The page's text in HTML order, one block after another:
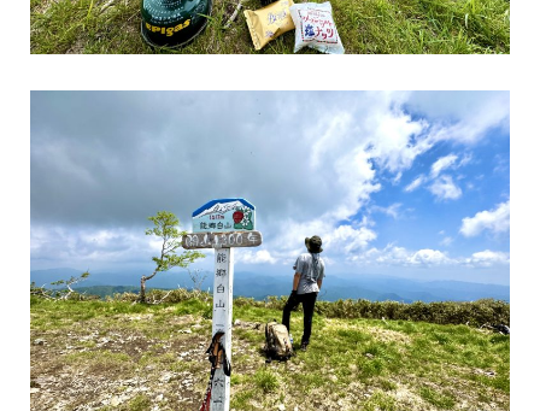
【お盆休み期間中も通常通り営業しています！】夏の陽射しと、心
地いい木の香り。外のウッドデッキに腰掛けて冷たいドリンクを飲
んだり、広々としたロ ...続きを読む
LOGWAYだより BESSの家 全国のBESS BESS博多 BESS北九州
シェア
2026年08月07日